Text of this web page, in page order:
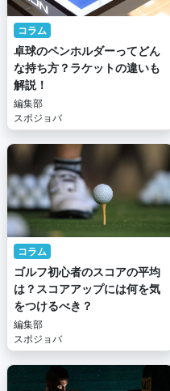
コラム
卓球のペンホルダーってどん
な持ち方？ラケットの違いも
解説！
編集部
スポジョバ
コラム
ゴルフ初心者のスコアの平均
は？スコアアップには何を気
をつけるべき？
編集部
スポジョバ